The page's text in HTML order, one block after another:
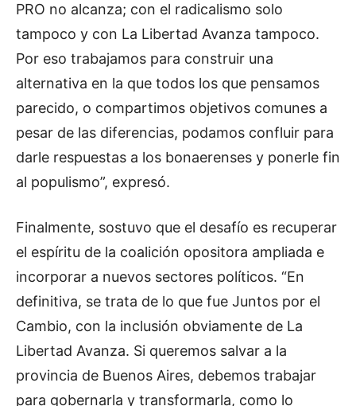
PRO no alcanza; con el radicalismo solo
tampoco y con La Libertad Avanza tampoco.
Por eso trabajamos para construir una
alternativa en la que todos los que pensamos
parecido, o compartimos objetivos comunes a
pesar de las diferencias, podamos confluir para
darle respuestas a los bonaerenses y ponerle fin
al populismo”, expresó.
Finalmente, sostuvo que el desafío es recuperar
el espíritu de la coalición opositora ampliada e
incorporar a nuevos sectores políticos. “En
definitiva, se trata de lo que fue Juntos por el
Cambio, con la inclusión obviamente de La
Libertad Avanza. Si queremos salvar a la
provincia de Buenos Aires, debemos trabajar
para gobernarla y transformarla, como lo